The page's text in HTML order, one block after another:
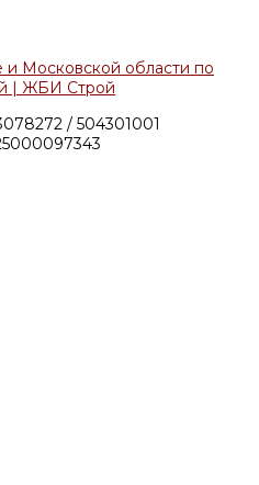
/ 504301001